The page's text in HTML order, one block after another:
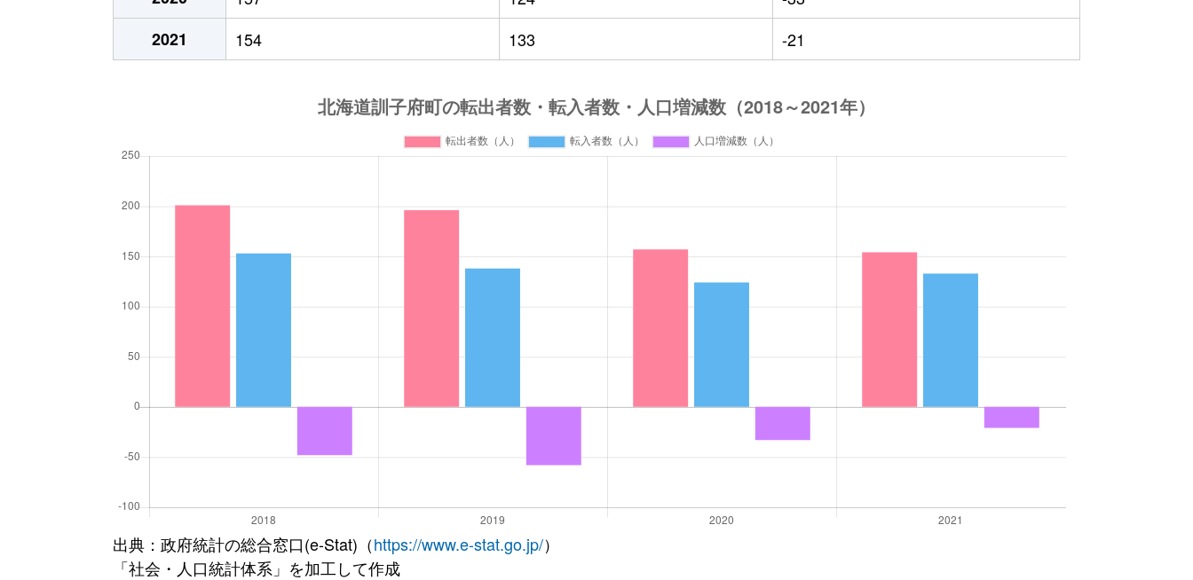
2021
154 133 -21
出典：政府統計の総合窓口(e-Stat)（https://www.e-stat.go.jp/）
「社会・人口統計体系」を加工して作成